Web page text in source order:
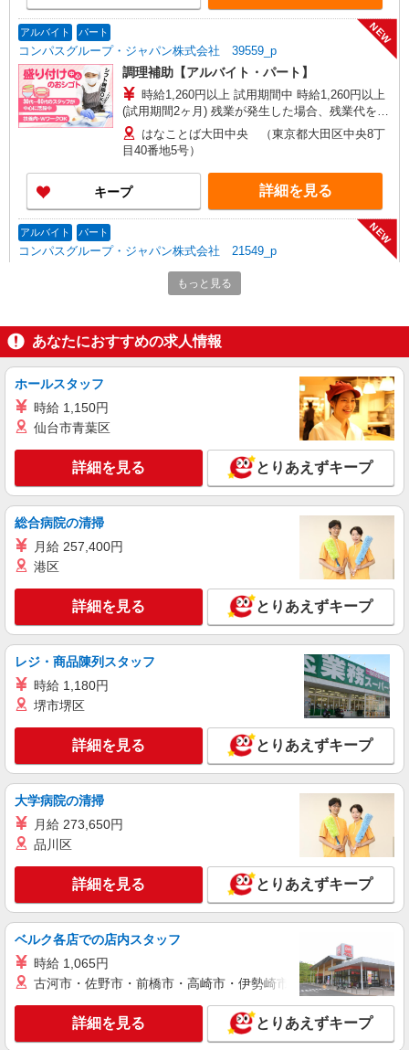
アルバイト パート
コンパスグループ・ジャパン株式会社 39559_p
NEW
調理補助【アルバイト・パート】
時給1,260円以上 試用期間中 時給1,260円以上
(試用期間2ヶ月) 残業が発生した場合、残業代を1
分単位で別途支給します。
はなことば大田中央 （東京都大田区中央8丁
目40番地5号）
キープ 詳細を見る
アルバイト パート
コンパスグループ・ジャパン株式会社 21549_p
NEW
調理師【アルバイト・パート】
時給1,550円以上 試用期間中 時給1,550円以上
分単位で別途支給します。
羽田空港内「デルタ スカイクラブ」 （東京
都大田区羽田空港2-6-5 羽田空港第3ターミナ
ル）
キープ 詳細を見る
アルバイト パート
コンパスグループ・ジャパン株式会社 39522_p
NEW
調理師【アルバイト・パート】
時給1,750円以上 試用期間中 時給1,750円以上
フェリオ多摩川 （東京都大田区多摩川2-8-
7）
キープ 詳細を見る
アルバイト パート
コンパスグループ・ジャパン株式会社 21549_p
NEW
調理補助【アルバイト・パート】
分単位で別途支給します。
羽田空港内「デルタ スカイクラブ」 （東京
都大田区羽田空港2-6-5 羽田空港第3ターミナ
ル）
キープ 詳細を見る
正社員
コンパスグループ・ジャパン株式会社 21556_f
NEW
調理師【正社員】
月給28万円〜38万円 試用期間中 月給28万円〜
38万円(試用期間3ヶ月) 残業が発生した場合、残業
前職給与に応じて決定します。
羽田イルリストランテトーキョー （東京都大
キープ 詳細を見る
パート NEW
もっと見る
あなたにおすすめの求人情報
ホールスタッフ
時給 1,150円
仙台市青葉区
詳細を見る とりあえずキープ
総合病院の清掃
月給 257,400円
港区
詳細を見る とりあえずキープ
レジ・商品陳列スタッフ
時給 1,180円
堺市堺区
詳細を見る とりあえずキープ
大学病院の清掃
月給 273,650円
品川区
詳細を見る とりあえずキープ
ベルク各店での店内スタッフ
時給 1,065円
古河市・佐野市・前橋市・高崎市・伊勢崎市・太田市・館林市
詳細を見る とりあえずキープ